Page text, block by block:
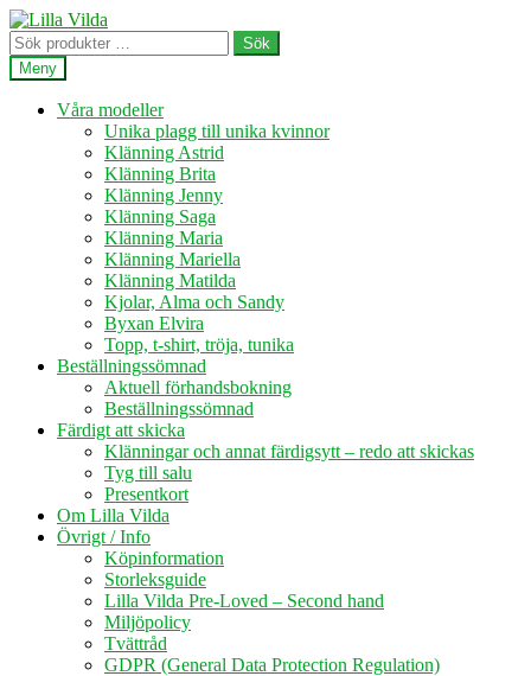
Hoppa
till
navigering
Hoppa
till
innehåll
Sök
efter:
Sök
Meny
Våra modeller
Unika plagg till unika kvinnor
Klänning Astrid
Klänning Brita
Klänning Jenny
Klänning Saga
Klänning Maria
Klänning Mariella
Klänning Matilda
Kjolar, Alma och Sandy
Byxan Elvira
Topp, t-shirt, tröja, tunika
Beställningssömnad
Aktuell förhandsbokning
Beställningssömnad
Färdigt att skicka
Klänningar och annat färdigsytt – redo att skickas
Tyg till salu
Presentkort
Om Lilla Vilda
Övrigt / Info
Köpinformation
Storleksguide
Lilla Vilda Pre-Loved – Second hand
Miljöpolicy
Tvättråd
GDPR (General Data Protection Regulation)